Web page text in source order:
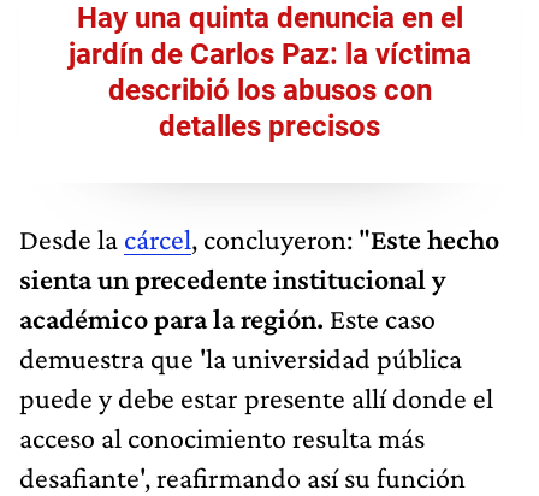
Hay una quinta denuncia en el
jardín de Carlos Paz: la víctima
describió los abusos con
detalles precisos
Desde la cárcel, concluyeron: "Este hecho
sienta un precedente institucional y
académico para la región. Este caso
demuestra que 'la universidad pública
puede y debe estar presente allí donde el
acceso al conocimiento resulta más
desafiante', reafirmando así su función